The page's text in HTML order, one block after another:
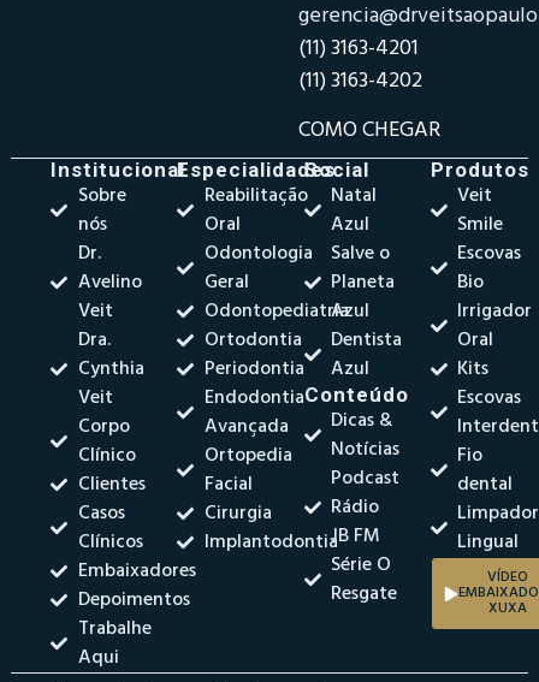
(11) 3163-4201
(11) 3163-4202
COMO CHEGAR
Institucional
Sobre
nós
Dr.
Avelino
Veit
Dra.
Cynthia
Veit
Corpo
Clínico
Clientes
Casos
Clínicos
Embaixadores
Depoimentos
Trabalhe
Aqui
Especialidades
Reabilitação
Oral
Odontologia
Geral
Odontopediatria
Ortodontia
Periodontia
Endodontia
Avançada
Ortopedia
Facial
Cirurgia
Implantodontia
Social
Natal
Azul
Salve o
Planeta
Azul
Dentista
Azul
Conteúdo
Dicas &
Notícias
Podcast
Rádio
JB FM
Série O
Resgate
Produtos
Veit
Smile
Escovas
Bio
Irrigador
Oral
Kits
Escovas
Fio
dental
Limpador
Lingual
VÍDEO
XUXA